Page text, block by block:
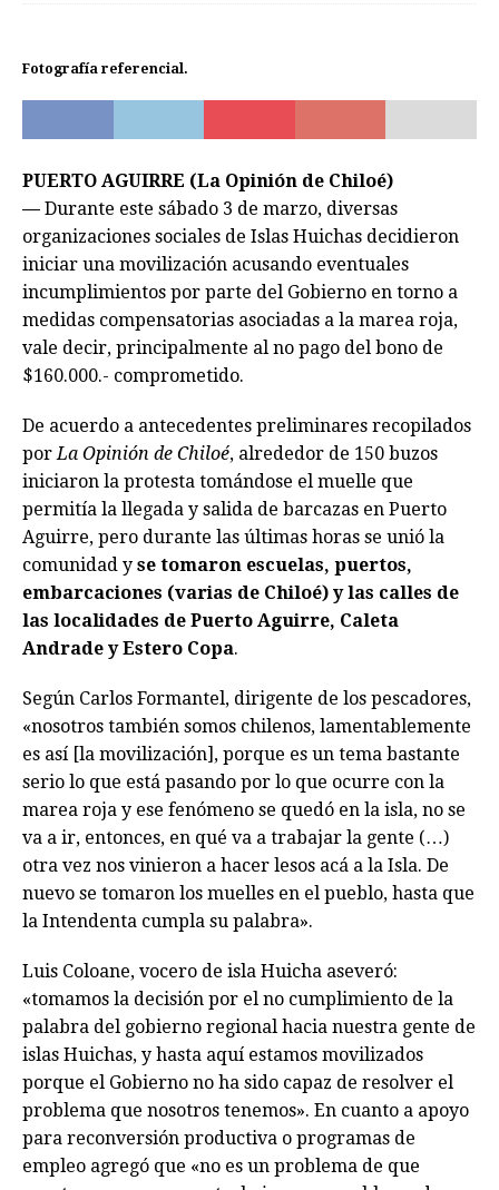
Fotografía referencial.
PUERTO AGUIRRE (La Opinión de Chiloé)
— Durante este sábado 3 de marzo, diversas
organizaciones sociales de Islas Huichas decidieron
iniciar una movilización acusando eventuales
incumplimientos por parte del Gobierno en torno a
medidas compensatorias asociadas a la marea roja,
vale decir, principalmente al no pago del bono de
$160.000.- comprometido.
De acuerdo a antecedentes preliminares recopilados
porLa Opinión de Chiloé, alrededor de 150 buzos
iniciaron la protesta tomándose el muelle que
permitía la llegada y salida de barcazas en Puerto
Aguirre, pero durante las últimas horas se unió la
comunidad y se tomaron escuelas, puertos,
embarcaciones (varias de Chiloé) y las calles de
las localidades de Puerto Aguirre, Caleta
Andrade y Estero Copa.
Según Carlos Formantel, dirigente de los pescadores,
«nosotros también somos chilenos, lamentablemente
es así [la movilización], porque es un tema bastante
serio lo que está pasando por lo que ocurre con la
marea roja y ese fenómeno se quedó en la isla, no se
va a ir, entonces, en qué va a trabajar la gente (…)
otra vez nos vinieron a hacer lesos acá a la Isla. De
nuevo se tomaron los muelles en el pueblo, hasta que
la Intendenta cumpla su palabra».
Luis Coloane, vocero de isla Huicha aseveró:
«tomamos la decisión por el no cumplimiento de la
palabra del gobierno regional hacia nuestra gente de
islas Huichas, y hasta aquí estamos movilizados
porque el Gobierno no ha sido capaz de resolver el
problema que nosotros tenemos». En cuanto a apoyo
para reconversión productiva o programas de
empleo agregó que «no es un problema de que